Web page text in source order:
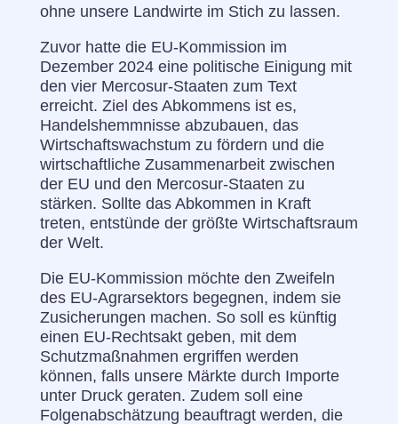
ohne unsere Landwirte im Stich zu lassen.
Zuvor hatte die EU-Kommission im
Dezember 2024 eine politische Einigung mit
den vier Mercosur-Staaten zum Text
erreicht. Ziel des Abkommens ist es,
Handelshemmnisse abzubauen, das
Wirtschaftswachstum zu fördern und die
wirtschaftliche Zusammenarbeit zwischen
der EU und den Mercosur-Staaten zu
stärken. Sollte das Abkommen in Kraft
treten, entstünde der größte Wirtschaftsraum
der Welt.
Die EU-Kommission möchte den Zweifeln
des EU-Agrarsektors begegnen, indem sie
Zusicherungen machen. So soll es künftig
einen EU-Rechtsakt geben, mit dem
Schutzmaßnahmen ergriffen werden
können, falls unsere Märkte durch Importe
unter Druck geraten. Zudem soll eine
Folgenabschätzung beauftragt werden, die